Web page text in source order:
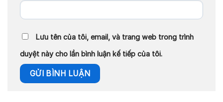
Lưu tên của tôi, email, và trang web trong trình
duyệt này cho lần bình luận kế tiếp của tôi.